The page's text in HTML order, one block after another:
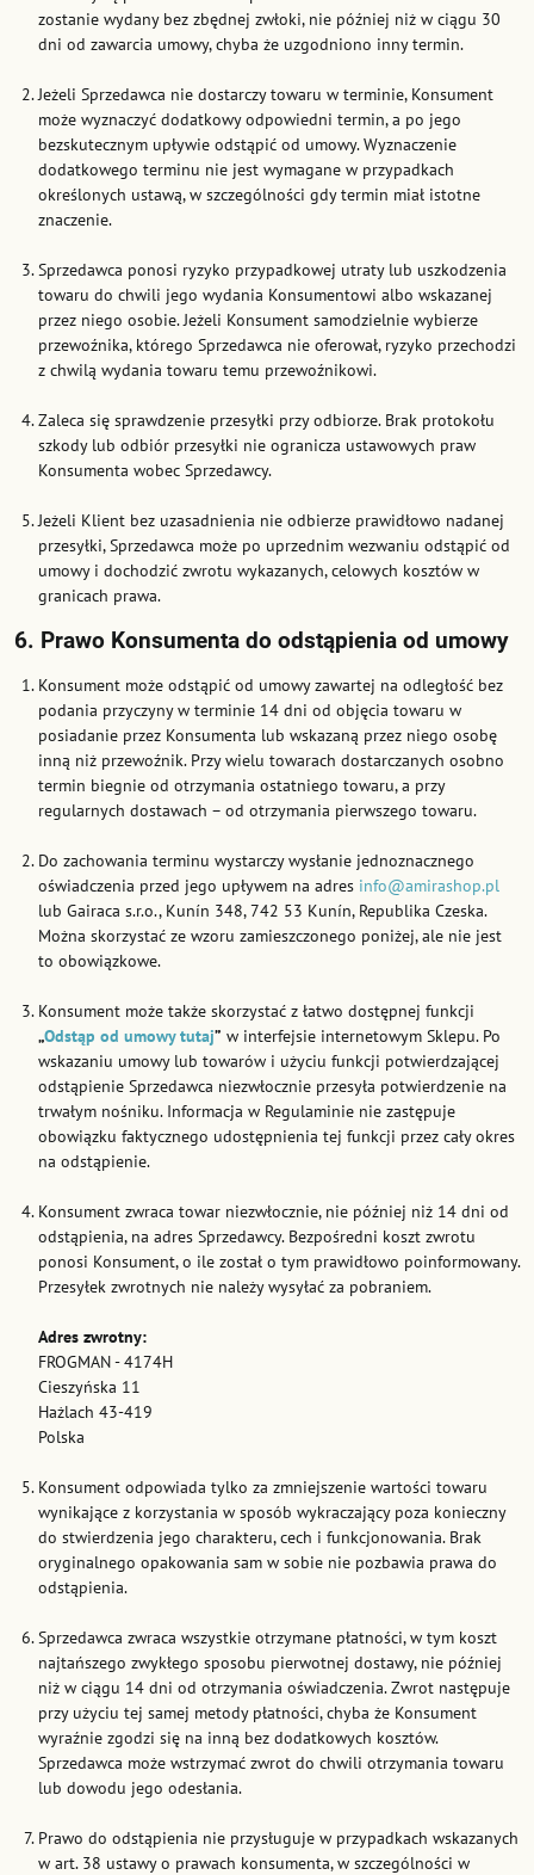
zostanie wydany bez zbędnej zwłoki, nie później niż w ciągu 30
dni od zawarcia umowy, chyba że uzgodniono inny termin.
Jeżeli Sprzedawca nie dostarczy towaru w terminie, Konsument
może wyznaczyć dodatkowy odpowiedni termin, a po jego
bezskutecznym upływie odstąpić od umowy. Wyznaczenie
dodatkowego terminu nie jest wymagane w przypadkach
określonych ustawą, w szczególności gdy termin miał istotne
znaczenie.
Sprzedawca ponosi ryzyko przypadkowej utraty lub uszkodzenia
towaru do chwili jego wydania Konsumentowi albo wskazanej
przez niego osobie. Jeżeli Konsument samodzielnie wybierze
przewoźnika, którego Sprzedawca nie oferował, ryzyko przechodzi
z chwilą wydania towaru temu przewoźnikowi.
Zaleca się sprawdzenie przesyłki przy odbiorze. Brak protokołu
szkody lub odbiór przesyłki nie ogranicza ustawowych praw
Konsumenta wobec Sprzedawcy.
Jeżeli Klient bez uzasadnienia nie odbierze prawidłowo nadanej
przesyłki, Sprzedawca może po uprzednim wezwaniu odstąpić od
umowy i dochodzić zwrotu wykazanych, celowych kosztów w
granicach prawa.
6. Prawo Konsumenta do odstąpienia od umowy
Konsument może odstąpić od umowy zawartej na odległość bez
podania przyczyny w terminie 14 dni od objęcia towaru w
posiadanie przez Konsumenta lub wskazaną przez niego osobę
inną niż przewoźnik. Przy wielu towarach dostarczanych osobno
termin biegnie od otrzymania ostatniego towaru, a przy
regularnych dostawach – od otrzymania pierwszego towaru.
Do zachowania terminu wystarczy wysłanie jednoznacznego
oświadczenia przed jego upływem na adres info@amirashop.pl
lub Gairaca s.r.o., Kunín 348, 742 53 Kunín, Republika Czeska.
Można skorzystać ze wzoru zamieszczonego poniżej, ale nie jest
to obowiązkowe.
Konsument może także skorzystać z łatwo dostępnej funkcji
„Odstąp od umowy tutaj” w interfejsie internetowym Sklepu. Po
wskazaniu umowy lub towarów i użyciu funkcji potwierdzającej
odstąpienie Sprzedawca niezwłocznie przesyła potwierdzenie na
trwałym nośniku. Informacja w Regulaminie nie zastępuje
obowiązku faktycznego udostępnienia tej funkcji przez cały okres
na odstąpienie.
Konsument zwraca towar niezwłocznie, nie później niż 14 dni od
odstąpienia, na adres Sprzedawcy. Bezpośredni koszt zwrotu
ponosi Konsument, o ile został o tym prawidłowo poinformowany.
Przesyłek zwrotnych nie należy wysyłać za pobraniem.
Adres zwrotny:
FROGMAN - 4174H
Cieszyńska 11
Hażlach 43-419
Polska
Konsument odpowiada tylko za zmniejszenie wartości towaru
wynikające z korzystania w sposób wykraczający poza konieczny
do stwierdzenia jego charakteru, cech i funkcjonowania. Brak
oryginalnego opakowania sam w sobie nie pozbawia prawa do
odstąpienia.
Sprzedawca zwraca wszystkie otrzymane płatności, w tym koszt
najtańszego zwykłego sposobu pierwotnej dostawy, nie później
niż w ciągu 14 dni od otrzymania oświadczenia. Zwrot następuje
przy użyciu tej samej metody płatności, chyba że Konsument
wyraźnie zgodzi się na inną bez dodatkowych kosztów.
Sprzedawca może wstrzymać zwrot do chwili otrzymania towaru
lub dowodu jego odesłania.
Prawo do odstąpienia nie przysługuje w przypadkach wskazanych
w art. 38 ustawy o prawach konsumenta, w szczególności w